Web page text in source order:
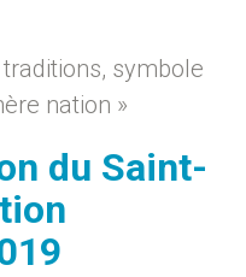
traditions, symbole
nation »
du Saint-